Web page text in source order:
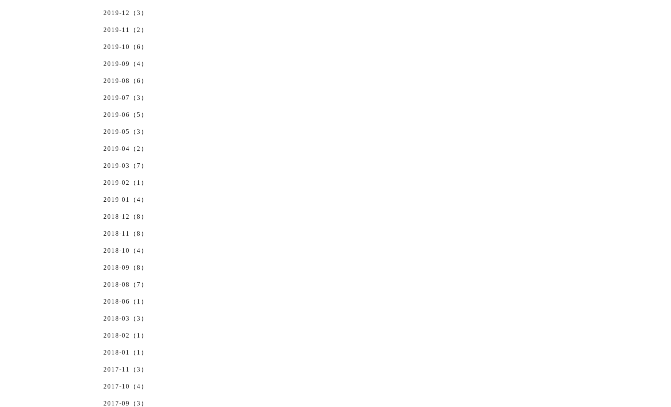
2019-12（3）
2019-11（2）
2019-10（6）
2019-09（4）
2019-08（6）
2019-07（3）
2019-06（5）
2019-05（3）
2019-04（2）
2019-03（7）
2019-02（1）
2019-01（4）
2018-12（8）
2018-11（8）
2018-10（4）
2018-09（8）
2018-08（7）
2018-06（1）
2018-03（3）
2018-02（1）
2018-01（1）
2017-11（3）
2017-10（4）
2017-09（3）